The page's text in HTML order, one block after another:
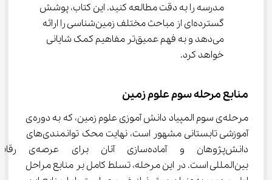
مدرسه را به دقت مطالعه کنید. این کتاب، پوشش
گسترده‌ای از مباحث مختلف زمین‌شناسی را ارائه
می‌دهد و به فهم عمیق‌تر مفاهیم کمک شایانی
خواهد کرد.
منابع مرحله سوم علوم زمین
مرحله‌ی سوم المپیاد دانش آموزی علوم زمین، که به دوره‌ی
آموزشی تابستانی مشهور است، نهایت محک توانمندی‌های
دانش‌پژوهان و آماده‌سازی آنان برای
بین‌المللی است. در این مرحله، تسلط کامل بر منابع مراحل